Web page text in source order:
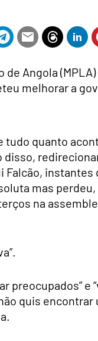
Angola
melhorar a
tudo quanto
instantes
mas
na
preocupados” e
quis